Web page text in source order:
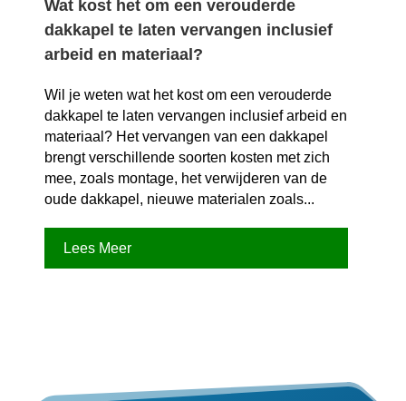
Wat kost het om een verouderde
dakkapel te laten vervangen inclusief
arbeid en materiaal?
Wil je weten wat het kost om een verouderde
dakkapel te laten vervangen inclusief arbeid en
materiaal? Het vervangen van een dakkapel
brengt verschillende soorten kosten met zich
mee, zoals montage, het verwijderen van de
oude dakkapel, nieuwe materialen zoals...
Lees Meer